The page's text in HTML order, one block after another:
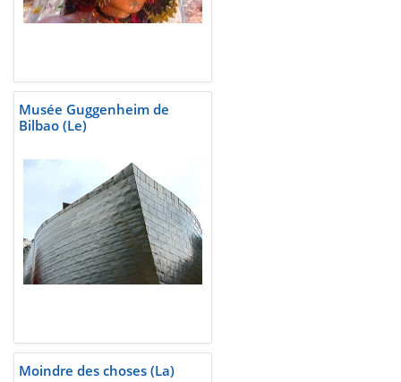
Musée Guggenheim de
Bilbao (Le)
Moindre des choses (La)